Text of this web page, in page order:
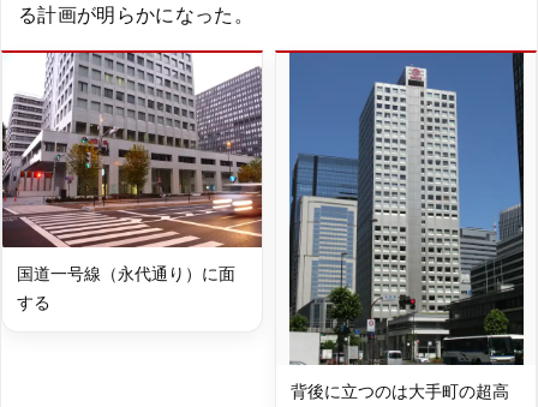
る計画が明らかになった。
国道一号線（永代通り）に面
する
背後に立つのは大手町の超高